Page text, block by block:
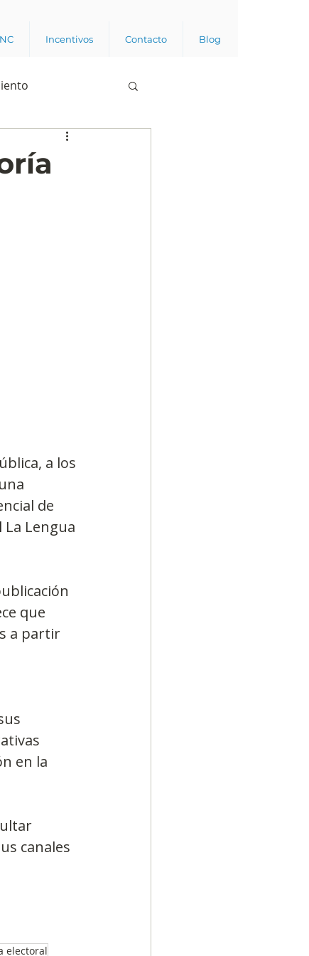
Incentivos Contacto Blog
Business analytics
pública
a los
de
Lengua
que
a partir
en la
canales
electoral